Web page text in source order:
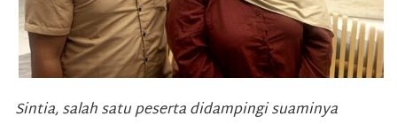
Sintia, salah satu peserta didampingi suaminya